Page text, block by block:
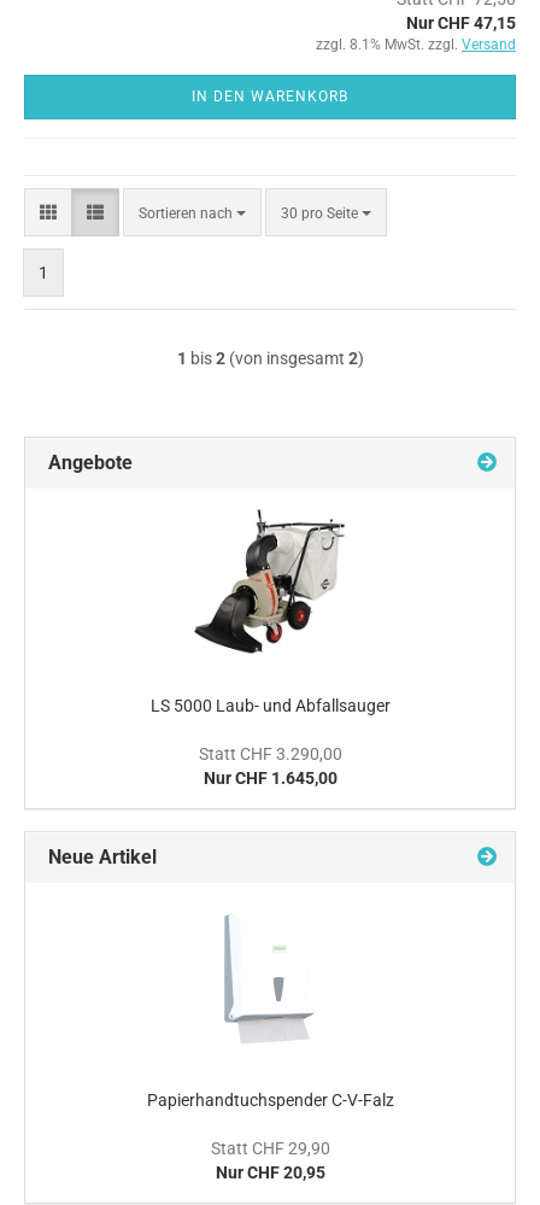
Nur CHF 47,15
zzgl. 8.1% MwSt. zzgl. Versand
IN DEN WARENKORB
Sortieren nach
Sortieren
nach
30 pro Seite
pro Seite
1
1 bis2(von insgesamt 2)
Angebote
LS 5000 Laub- und Abfallsauger
Statt CHF 3.290,00
Nur CHF 1.645,00
Neue Artikel
Papierhandtuchspender C-V-Falz
Statt CHF 29,90
Nur CHF 20,95